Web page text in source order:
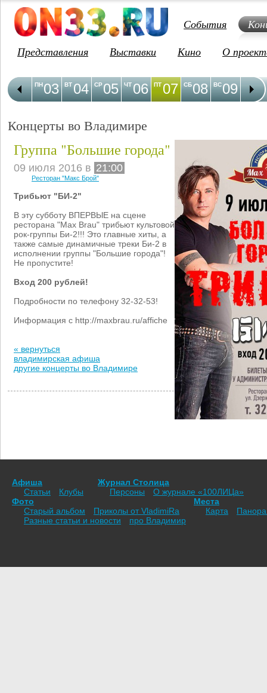
События
Представления
Выставки Кино О
03
ПН 04
ВТ 05
СР 06
ЧТ 07
ПТ 08
СБ 09
ВС 10
ПН
Концерты во Владимире
Группа "Большие города"
09 июля 2016 в 21:00
Ресторан "Макс Брой"
Трибьют "БИ-2"
В эту субботу ВПЕРВЫЕ на сцене
ресторана "Max Brau" трибьют культовой
рок-группы Би-2!!! Это главные хиты, а
также самые динамичные треки Би-2 в
исполнении группы "Большие города"!
Не пропустите!
Вход 200 рублей!
Подробности по телефону 32-32-53!
Информация с http://maxbrau.ru/affiche
« вернуться
владимирская афиша
другие концерты во Владимире
Афиша
Статьи
Клубы
Журнал Столица
Персоны
О журнале «100ЛИЦа»
Фото
Старый альбом
Приколы от VladimiRа
Места
Карта
Разные статьи и новости
про Владимир